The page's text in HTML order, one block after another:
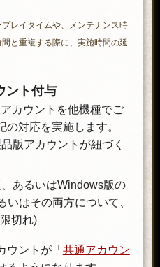
レイタイムや、メンテナンス時
と重複する際に、実施時間の延
ント付与
カウントを他機種でご
対応を実施します。
版アカウントが紐づく
あるいはWindows版の
いはその両方について、
切れ)
ウントが「 共通アカウン